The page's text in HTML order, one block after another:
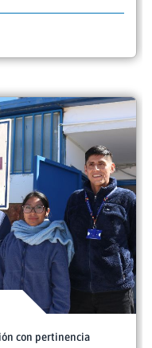
con pertinencia